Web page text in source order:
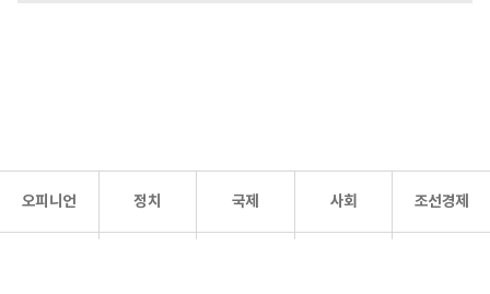
오피니언 정치 국제 사회 조선경제